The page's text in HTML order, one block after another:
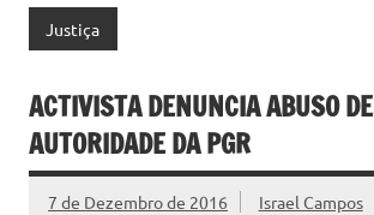
Justiça
ACTIVISTA DENUNCIA ABUSO DE
AUTORIDADE DA PGR
7 de Dezembro de 2016 Israel Campos